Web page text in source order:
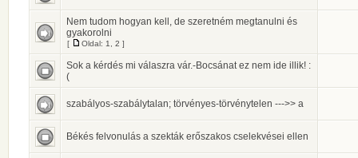
Nem tudom hogyan kell, de szeretném megtanulni és
gyakorolni
[ Oldal: 1 2 ]
Sok a kérdés mi válaszra vár.-Bocsánat ez nem ide illik! :
(
szabályos-szabálytalan; törvényes-törvénytelen --->> a
Békés felvonulás a szekták erőszakos cselekvései ellen